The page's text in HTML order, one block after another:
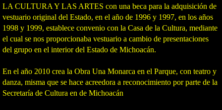
Reina De Los Joaquiniquiles
Las Guares
Los Viejitos
Los Negritos
LA CULTURA Y LAS ARTES con una beca para la adquisición de
vestuario original del Estado, en el año de 1996 y 1997, en los años
1998 y 1999, establece convenio con la Casa de la Cultura, mediante
el cual se nos proporcionaba vestuario a cambio de presentaciones
del grupo en el interior del Estado de Michoacán.
En el año 2010 crea la Obra Una Monarca en el Parque, con teatro y
danza, misma que se hace acreedora a reconocimiento por parte de la
Secretaría de Cultura en de Michoacán